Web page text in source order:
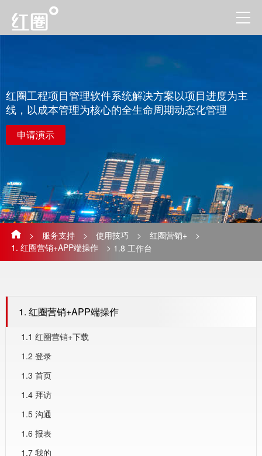
红圈工程项目管理软件系统解决方案以项目进度为主
线，以成本管理为核心的全生命周期动态化管理
申请演示
> 服务支持 > 使用技巧 > 红圈营销+
>
1. 红圈营销+APP端操作
> 1.8 工作台
1. 红圈营销+APP端操作
1.1 红圈营销+下载
1.2 登录
1.3 首页
1.4 拜访
1.5 沟通
1.6 报表
1.7 我的